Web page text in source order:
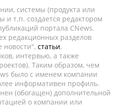
системы (продукта или
и т.п. создается редактором
портала CNews.
редакционных разделов
новости", статьи,
интервью, а также
Таким образом, чем
было с именем компании
информативен профиль.
(обогащен) дополнительной
о компании или